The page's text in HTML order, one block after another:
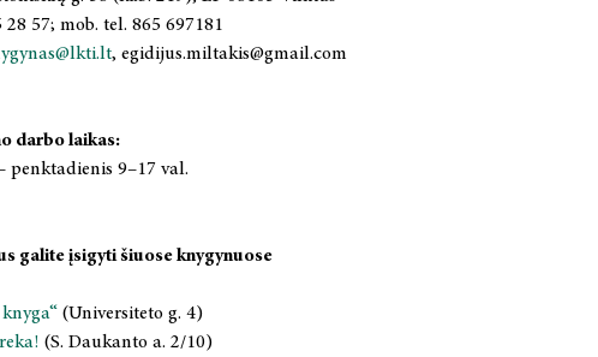
28 57; mob. tel. 865 697181
, egidijus.miltakis@gmail.com
darbo laikas:
penktadienis 9–17 val.
galite įsigyti šiuose knygynuose
(Universiteto g. 4)
(S. Daukanto a. 2/10)